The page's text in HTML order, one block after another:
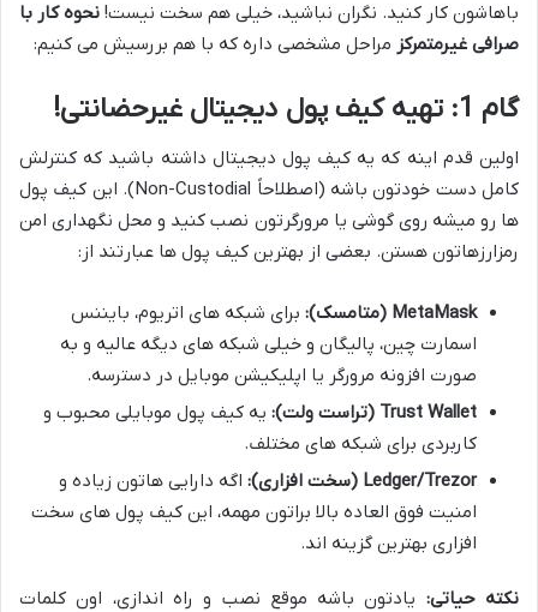
باهاشون کار کنید. نگران نباشید، خیلی هم سخت نیست! نحوه کار با
صرافی غیرمتمرکز مراحل مشخصی داره که با هم بررسیش می کنیم:
گام 1: تهیه کیف پول دیجیتال غیرحضانتی!
اولین قدم اینه که یه کیف پول دیجیتال داشته باشید که کنترلش
کامل دست خودتون باشه (اصطلاحاً Non-Custodial). این کیف پول
ها رو میشه روی گوشی یا مرورگرتون نصب کنید و محل نگهداری امن
رمزارزهاتون هستن. بعضی از بهترین کیف پول ها عبارتند از:
MetaMask (متامسک):
برای شبکه های اتریوم، بایننس
اسمارت چین، پالیگان و خیلی شبکه های دیگه عالیه و به
صورت افزونه مرورگر یا اپلیکیشن موبایل در دسترسه.
Trust Wallet (تراست ولت):
یه کیف پول موبایلی محبوب و
کاربردی برای شبکه های مختلف.
Ledger/Trezor (سخت افزاری):
اگه دارایی هاتون زیاده و
امنیت فوق العاده بالا براتون مهمه، این کیف پول های سخت
افزاری بهترین گزینه اند.
نکته حیاتی: یادتون باشه موقع نصب و راه اندازی، اون کلمات